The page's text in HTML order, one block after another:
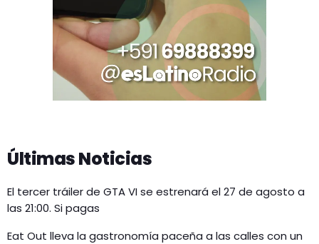
Últimas Noticias
El tercer tráiler de GTA VI se estrenará el 27 de agosto a
las 21:00. Si pagas
Eat Out lleva la gastronomía paceña a las calles con un